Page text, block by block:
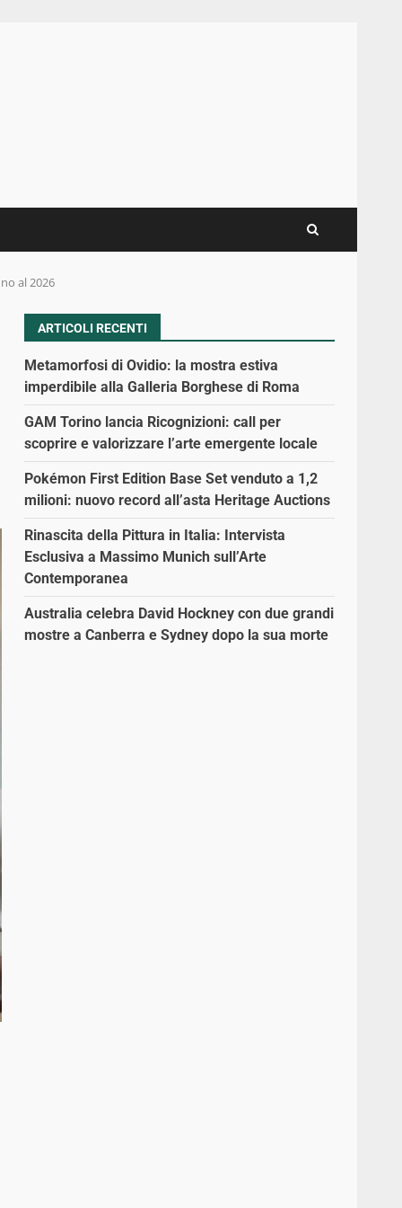
al 2026
ARTICOLI RECENTI
Metamorfosi di Ovidio: la mostra estiva
imperdibile alla Galleria Borghese di Roma
GAM Torino lancia Ricognizioni: call per
scoprire e valorizzare l’arte emergente locale
Pokémon First Edition Base Set venduto a 1,2
milioni: nuovo record all’asta Heritage Auctions
Rinascita della Pittura in Italia: Intervista
Esclusiva a Massimo Munich sull’Arte
Contemporanea
Australia celebra David Hockney con due grandi
mostre a Canberra e Sydney dopo la sua morte